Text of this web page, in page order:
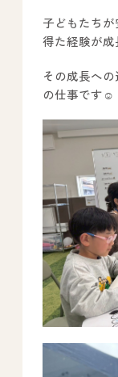
子どもたち
得た経験が成
その成長へ
の仕事です☺️